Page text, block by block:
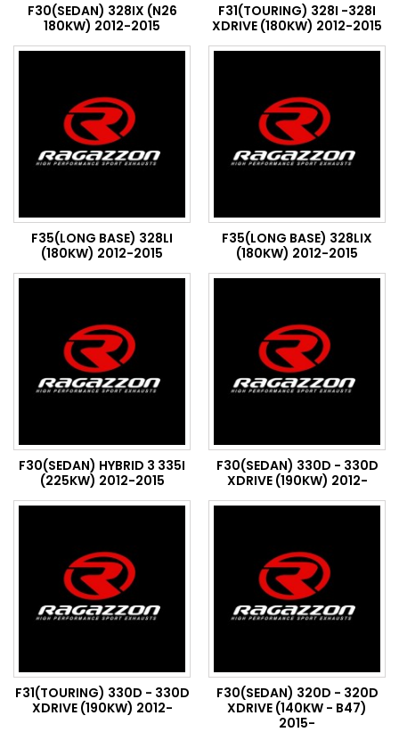
F30(SEDAN) 328IX (N26
180KW) 2012-2015
F31(TOURING) 328I -328I
XDRIVE (180KW) 2012-2015
F35(LONG BASE) 328LI
(180KW) 2012-2015
F35(LONG BASE) 328LIX
(180KW) 2012-2015
F30(SEDAN) HYBRID 3 335I
(225KW) 2012-2015
F30(SEDAN) 330D - 330D
XDRIVE (190KW) 2012-
F31(TOURING) 330D - 330D
XDRIVE (190KW) 2012-
F30(SEDAN) 320D - 320D
XDRIVE (140KW - B47)
2015-